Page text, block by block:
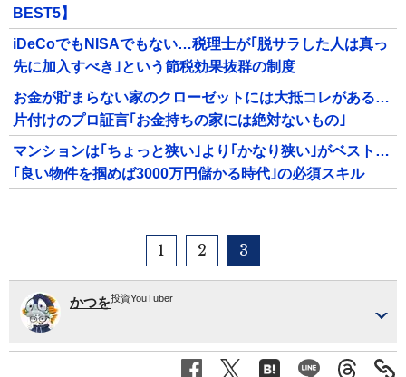
BEST5】
iDeCoでもNISAでもない…税理士が｢脱サラした人は真っ
先に加入すべき｣という節税効果抜群の制度
お金が貯まらない家のクローゼットには大抵コレがある…
片付けのプロ証言｢お金持ちの家には絶対ないもの｣
マンションは｢ちょっと狭い｣より｢かなり狭い｣がベスト…
｢良い物件を掴めば3000万円儲かる時代｣の必須スキル
1 2 3
かつを投資YouTuber